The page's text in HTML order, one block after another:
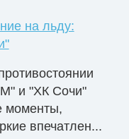
на льду:
и "ХК Сочи"
моменты,
впечатлен...